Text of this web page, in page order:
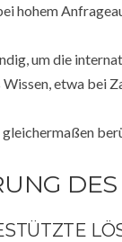
hohem
um die
etwa bei